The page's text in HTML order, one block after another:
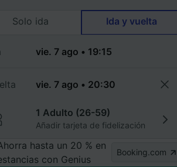
Solo ida Ida y vuelta
1 Adulto (26-59)
Añadir tarjeta de fidelización
hasta un 20 % en
con Genius
Booking.com